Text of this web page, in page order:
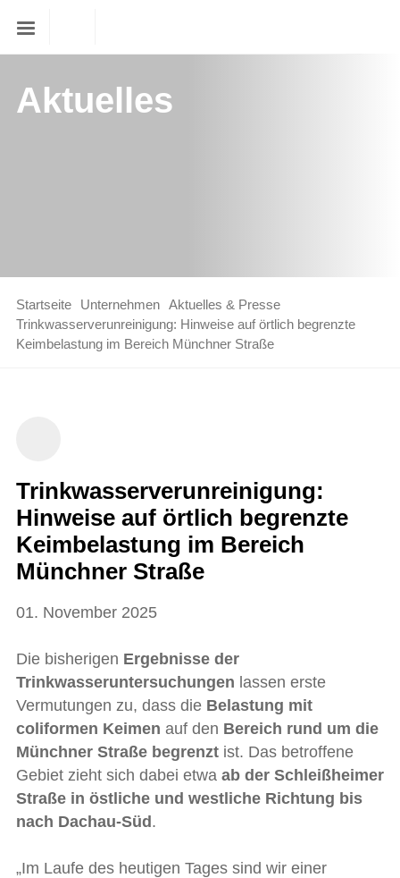
Aktuelles
Startseite Unternehmen Aktuelles & Presse
Trinkwasserverunreinigung: Hinweise auf örtlich begrenzte
Keimbelastung im Bereich Münchner Straße
Trinkwasserverunreinigung:
Hinweise auf örtlich begrenzte
Keimbelastung im Bereich
Münchner Straße
01. November 2025
Die bisherigen Ergebnisse der
Trinkwasseruntersuchungen lassen erste
Vermutungen zu, dass die Belastung mit
coliformen Keimen auf den Bereich rund um die
Münchner Straße begrenzt ist. Das betroffene
Gebiet zieht sich dabei etwa ab der Schleißheimer
Straße in östliche und westliche Richtung bis
nach Dachau-Süd.
„Im Laufe des heutigen Tages sind wir einer